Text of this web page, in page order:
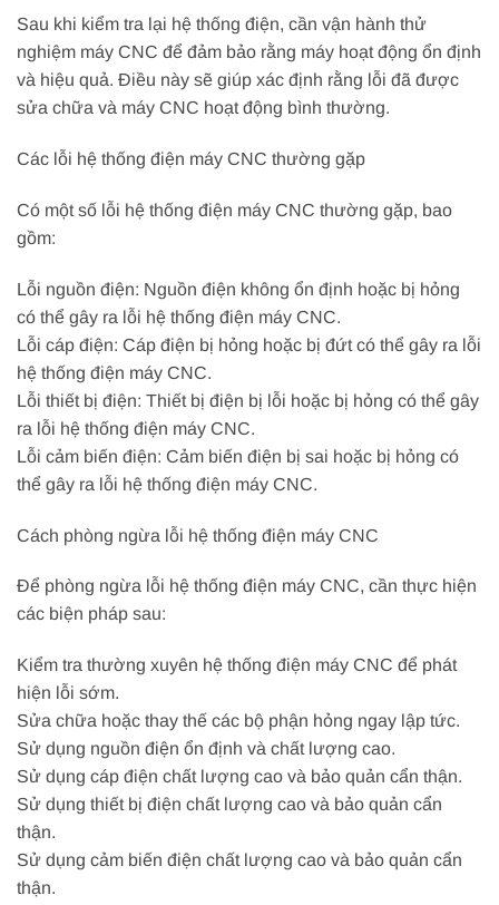
Sau khi kiểm tra lại hệ thống điện, cần vận hành thử
nghiệm máy CNC để đảm bảo rằng máy hoạt động ổn định
và hiệu quả. Điều này sẽ giúp xác định rằng lỗi đã được
sửa chữa và máy CNC hoạt động bình thường.
Các lỗi hệ thống điện máy CNC thường gặp
Có một số lỗi hệ thống điện máy CNC thường gặp, bao
gồm:
Lỗi nguồn điện: Nguồn điện không ổn định hoặc bị hỏng
có thể gây ra lỗi hệ thống điện máy CNC.
Lỗi cáp điện: Cáp điện bị hỏng hoặc bị đứt có thể gây ra lỗi
hệ thống điện máy CNC.
Lỗi thiết bị điện: Thiết bị điện bị lỗi hoặc bị hỏng có thể gây
ra lỗi hệ thống điện máy CNC.
Lỗi cảm biến điện: Cảm biến điện bị sai hoặc bị hỏng có
thể gây ra lỗi hệ thống điện máy CNC.
Cách phòng ngừa lỗi hệ thống điện máy CNC
Để phòng ngừa lỗi hệ thống điện máy CNC, cần thực hiện
các biện pháp sau:
Kiểm tra thường xuyên hệ thống điện máy CNC để phát
hiện lỗi sớm.
Sửa chữa hoặc thay thế các bộ phận hỏng ngay lập tức.
Sử dụng nguồn điện ổn định và chất lượng cao.
Sử dụng cáp điện chất lượng cao và bảo quản cẩn thận.
Sử dụng thiết bị điện chất lượng cao và bảo quản cẩn
thận.
Sử dụng cảm biến điện chất lượng cao và bảo quản cẩn
thận.